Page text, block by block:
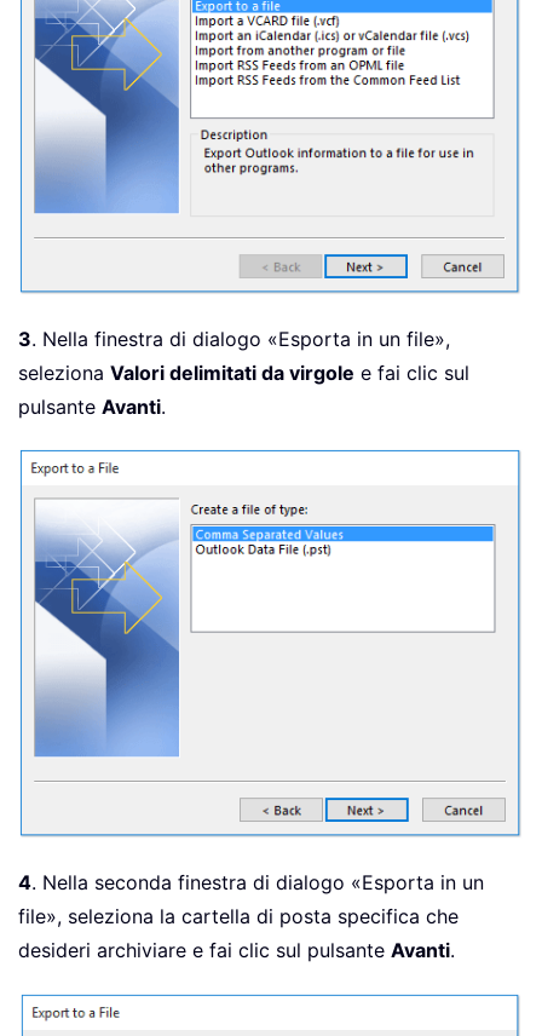
3. Nella finestra di dialogo «Esporta in un file»,
seleziona Valori delimitati da virgole e fai clic sul
pulsante Avanti.
4. Nella seconda finestra di dialogo «Esporta in un
file», seleziona la cartella di posta specifica che
desideri archiviare e fai clic sul pulsante Avanti.